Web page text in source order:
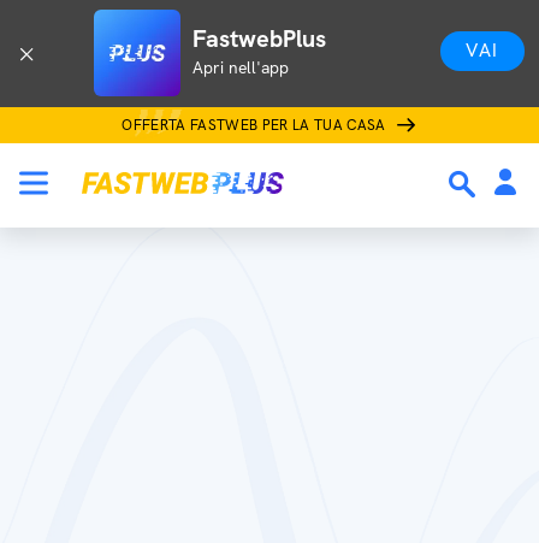
FastwebPlus
Apri nell'app
VAI
OFFERTA FASTWEB PER LA TUA CASA